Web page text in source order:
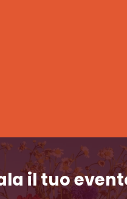
il tuo